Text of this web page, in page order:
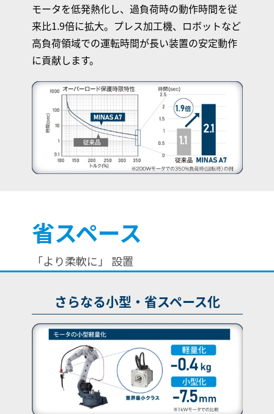
モータを低発熱化し、過負荷時の動作時間を従
来比1.9倍に拡大。プレス加工機、ロボットなど
高負荷領域での運転時間が長い装置の安定動作
に貢献します。
省スペース
「より柔軟に」 設置
さらなる小型・省スペース化